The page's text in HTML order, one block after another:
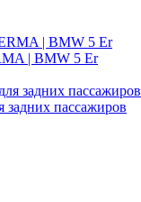
| BMW 5 Er
пассажиров